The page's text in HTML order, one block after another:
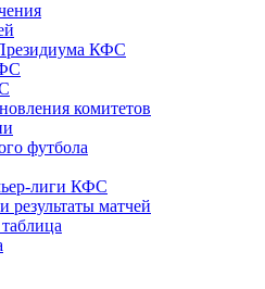
КФС
комитетов
футбола
лиги КФС
результаты матчей